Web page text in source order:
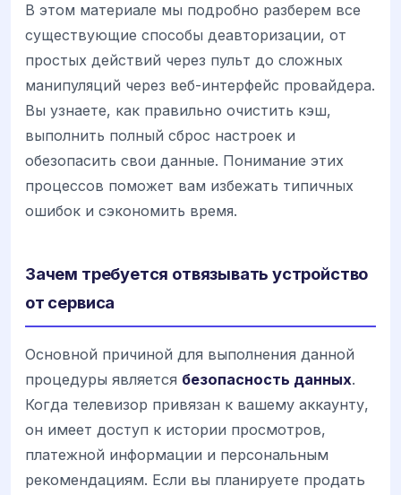
В этом материале мы подробно разберем все
существующие способы деавторизации, от
простых действий через пульт до сложных
манипуляций через веб-интерфейс провайдера.
Вы узнаете, как правильно очистить кэш,
выполнить полный сброс настроек и
обезопасить свои данные. Понимание этих
процессов поможет вам избежать типичных
ошибок и сэкономить время.
Зачем требуется отвязывать устройство
от сервиса
Основной причиной для выполнения данной
процедуры является безопасность данных.
Когда телевизор привязан к вашему аккаунту,
он имеет доступ к истории просмотров,
платежной информации и персональным
рекомендациям. Если вы планируете продать